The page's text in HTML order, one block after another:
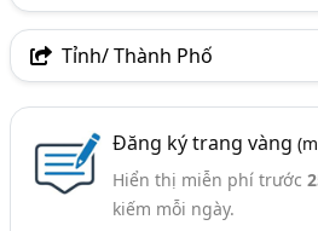
Ngành nghề
Ngành xem thêm
In Ấn - Vật Tư Ngành In Ấn (439)
Tỉnh/ Thành Phố
Bình Dương
Đăng ký trang vàng
Hiển thị miễn phí trước
kiếm mỗi ngày.